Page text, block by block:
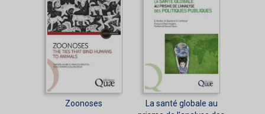
Zoonoses
La santé globale au